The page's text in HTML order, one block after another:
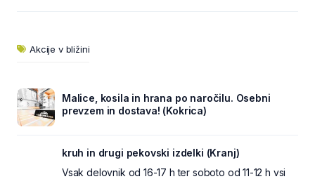
Akcije v bližini
Malice, kosila in hrana po naročilu. Osebni
prevzem in dostava! (Kokrica)
kruh in drugi pekovski izdelki (Kranj)
Vsak delovnik od 16-17 h ter soboto od 11-12 h vsi